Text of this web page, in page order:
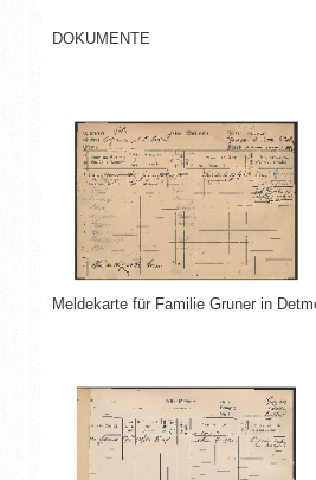
DOKUMENTE
Meldekarte für Familie Gruner in